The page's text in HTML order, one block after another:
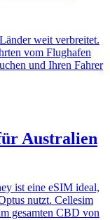
weit verbreitet.
vom Flughafen
und Ihren Fahrer
Australien
ist eine eSIM ideal,
nutzt. Cellesim
gesamten CBD von